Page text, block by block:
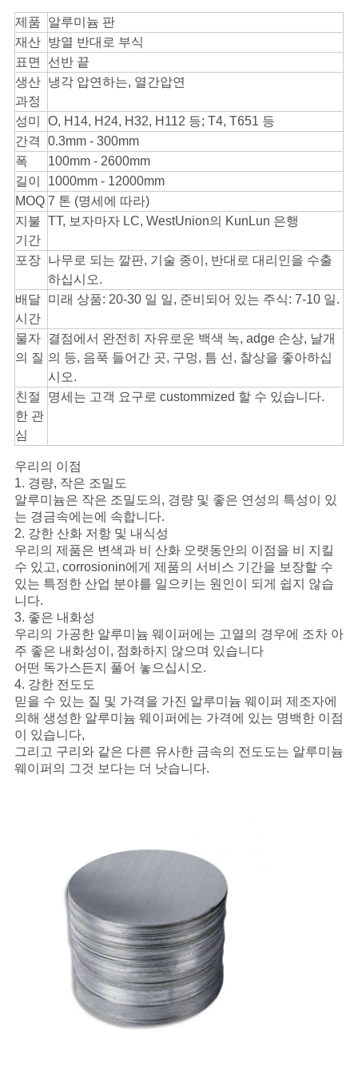
오
따
옴
표
를
요
구
하
십
시
오
사
이
트
맵
PRIVACY
POLICY
제품
알루미늄 판
재산 방열 반대로 부식
표면
선반 끝
생산
과정
냉각 압연하는, 열간압연
성미
O, H14, H24, H32, H112 등; T4, T651 등
간격
0.3mm - 300mm
폭
100mm - 2600mm
길이
1000mm - 12000mm
MOQ 7 톤 (명세에 따라)
지불
기간
TT, 보자마자 LC, WestUnion의 KunLun 은행
포장 나무로 되는 깔판, 기술 종이, 반대로 대리인을 수출
하십시오.
배달
시간
미래 상품: 20-30 일 일, 준비되어 있는 주식: 7-10 일.
물자
의 질
결점에서 완전히 자유로운 백색 녹, adge 손상, 날개
의 등, 음푹 들어간 곳, 구멍, 틈 선, 찰상을 좋아하십
시오.
친절
한 관
심
명세는 고객 요구로 custommized 할 수 있습니다.
우리의 이점
1. 경량, 작은 조밀도
알루미늄은 작은 조밀도의, 경량 및 좋은 연성의 특성이 있
는 경금속에는에 속합니다.
2. 강한 산화 저항 및 내식성
우리의 제품은 변색과 비 산화 오랫동안의 이점을 비 지킬
수 있고, corrosionin에게 제품의 서비스 기간을 보장할 수
있는 특정한 산업 분야를 일으키는 원인이 되게 쉽지 않습
니다.
3. 좋은 내화성
우리의 가공한 알루미늄 웨이퍼에는 고열의 경우에 조차 아
주 좋은 내화성이, 점화하지 않으며 있습니다
어떤 독가스든지 풀어 놓으십시오.
4. 강한 전도도
믿을 수 있는 질 및 가격을 가진 알루미늄 웨이퍼 제조자에
의해 생성한 알루미늄 웨이퍼에는 가격에 있는 명백한 이점
이 있습니다,
그리고 구리와 같은 다른 유사한 금속의 전도도는 알루미늄
웨이퍼의 그것 보다는 더 낫습니다.